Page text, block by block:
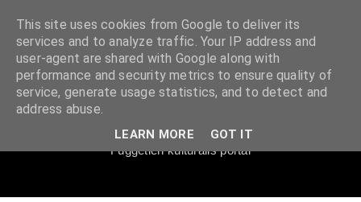
Súgópéldány
Független kulturális portál
This site uses cookies from Google to deliver its
services and to analyze traffic. Your IP address and
user-agent are shared with Google along with
performance and security metrics to ensure quality of
service, generate usage statistics, and to detect and
address abuse.
LEARN MORE GOT IT